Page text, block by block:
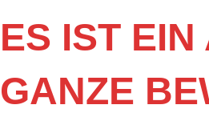
ES IST
GANZE